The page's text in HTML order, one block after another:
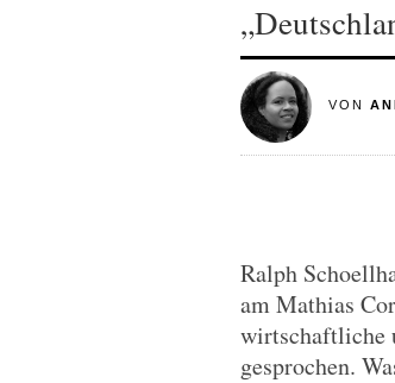
VON
Ralph
am Mathias
wirtschaftliche
gesprochen.